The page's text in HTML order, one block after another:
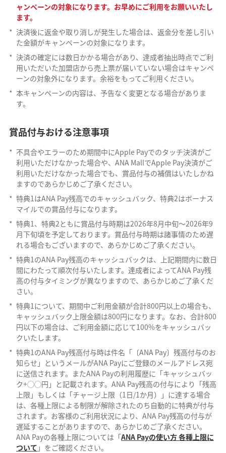
ャンペーンの対象になります。お早めにご利用をお願いいたし
ます。
* 決済後に返金や取り消しが発生した場合は、返金分を差し引い
た金額がキャンペーンの対象になります。
* 決済の確定には数日かかる場合があり、達成者抽出時点でご利
用いただいた加盟店から売上票が届いていない場合はキャンペ
ーンの対象外になります。余裕をもってご利用ください。
* 本キャンペーンの内容は、予告なく変更となる場合がありま
す。
賞品付与おける注意事項
* 不具合やエラーのため期間中にApple Payでのタッチ決済がご
利用いただけなかった場合や、ANA MallでApple Pay決済がご
利用いただけなかった場合でも、賞品付与の補償はいたしかね
ますのであらかじめご了承ください。
* 特典1はANA Pay残高でのキャッシュバック、特典2はボーナス
マイルでの賞品付与になります。
* 特典1、特典2ともに賞品付与時期は2026年8月中旬～2026年9
月下旬頃を予定しております。賞品付与時期は諸事情のため遅
れる場合もございますので、あらかじめご了承ください。
* 特典1のANA Pay残高のキャッシュバックは、上記期間内に数日
間にわたって順次付与いたします。達成者によってANA Pay残
高の付与タイミングが異なりますので、あらかじめご了承くだ
さい。
* 特典1について、期間中ご利用金額が合計800円以上の場合も、
キャッシュバック上限金額は800円になります。なお、合計800
円以下の場合は、ご利用金額に応じて100%をキャッシュバッ
クいたします。
* 特典1のANA Pay残高付与時は件名「〔ANA Pay〕残高付与のお
知らせ」というメールがANA Payにご登録のメールアドレス宛
に送信されます。またANA Payの利用履歴に「キャッシュバッ
ク+◯◯円」と記載されます。ANA Pay残高の付与により「残高
上限」もしくは「チャージ上限（1日/1か月）」に達する場合
は、各種上限による制限が解除されたのち自動的に特典が付与
されます。お客様のご利用状況により、ANA Pay残高の付与が
遅延することがありますので、あらかじめご了承ください。
ANA Payの各種上限については「ANA Payの使い方 各種上限に
ついて 」をご確認ください。